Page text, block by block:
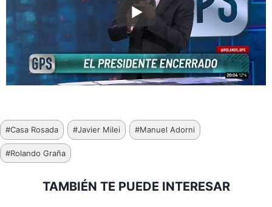
Etiquetas
de
la
#Casa Rosada #Javier Milei #Manuel Adorni
#Rolando Graña
TAMBIÉN TE PUEDE INTERESAR